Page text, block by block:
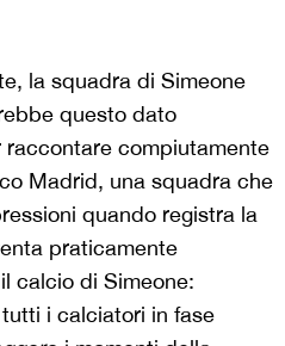
la squadra di Simeone
questo dato
compiutamente
Madrid, una squadra che
quando registra la
praticamente
calcio di Simeone:
i calciatori in fase